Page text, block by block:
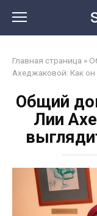
контенту
Главная страница »
Ахеджаковой: Как
Общий
Лии